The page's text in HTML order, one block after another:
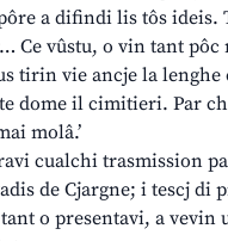
a difindi lis tôs ideis.
Ce vûstu, o vin tant pôc
tirin vie ancje la lenghe
dome il cimitieri. Par
molâ.’
cualchi trasmission
de Cjargne; i tescj di
o presentavi, a vevin